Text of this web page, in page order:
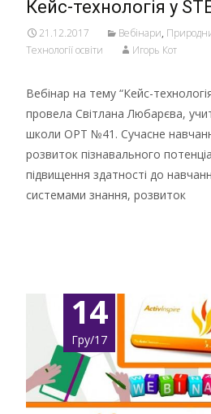
Кейс-технологія у
21.12.2017 Вебінари,
Технології освіти
Игорь Кот
Вебінар на тему “Кейс-
провела Світлана Любарєва,
школи ОРТ №41. Сучасне
розвиток пізнавального
підвищення здатності до
системами знання, розвиток
14
Гру/17